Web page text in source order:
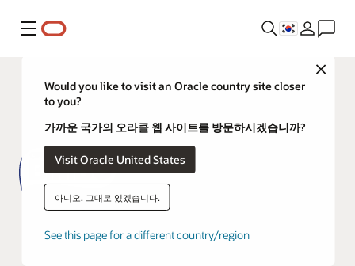
메뉴
Close
Would you like to visit an Oracle country site closer
to you?
가까운 국가의 오라클 웹 사이트를 방문하시겠습니까?
Visit Oracle United States
아니오. 그대로 있겠습니다.
See this page for a different country/region
Oracle Cloud로 이전하는 글로벌
식품 회사 Grupo Bimbo